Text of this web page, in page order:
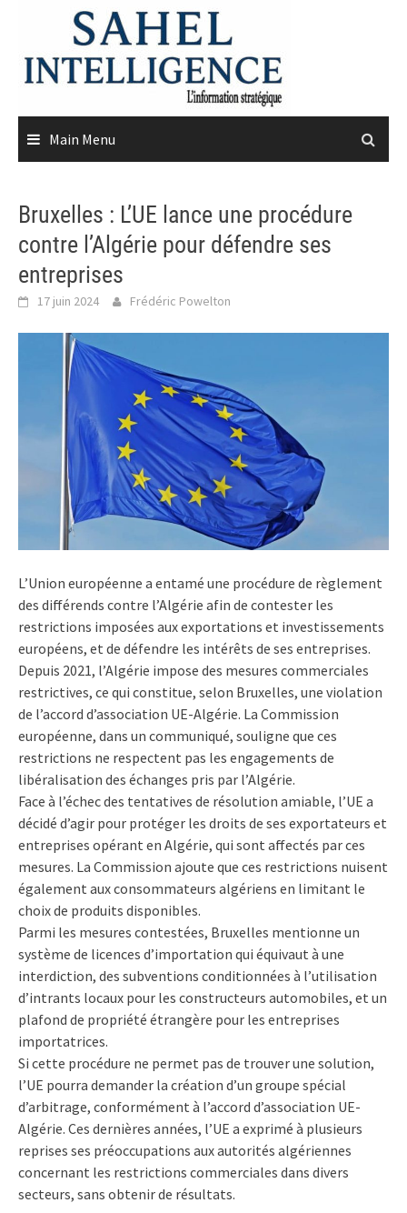
content
Main Menu
Bruxelles : L’UE lance une procédure
contre l’Algérie pour défendre ses
entreprises
17 juin 2024 Frédéric Powelton
L’Union européenne a entamé une procédure de règlement
des différends contre l’Algérie afin de contester les
restrictions imposées aux exportations et investissements
européens, et de défendre les intérêts de ses entreprises.
Depuis 2021, l’Algérie impose des mesures commerciales
restrictives, ce qui constitue, selon Bruxelles, une violation
de l’accord d’association UE-Algérie. La Commission
européenne, dans un communiqué, souligne que ces
restrictions ne respectent pas les engagements de
libéralisation des échanges pris par l’Algérie.
Face à l’échec des tentatives de résolution amiable, l’UE a
décidé d’agir pour protéger les droits de ses exportateurs et
entreprises opérant en Algérie, qui sont affectés par ces
mesures. La Commission ajoute que ces restrictions nuisent
également aux consommateurs algériens en limitant le
choix de produits disponibles.
Parmi les mesures contestées, Bruxelles mentionne un
système de licences d’importation qui équivaut à une
interdiction, des subventions conditionnées à l’utilisation
d’intrants locaux pour les constructeurs automobiles, et un
plafond de propriété étrangère pour les entreprises
importatrices.
Si cette procédure ne permet pas de trouver une solution,
l’UE pourra demander la création d’un groupe spécial
d’arbitrage, conformément à l’accord d’association UE-
Algérie. Ces dernières années, l’UE a exprimé à plusieurs
reprises ses préoccupations aux autorités algériennes
concernant les restrictions commerciales dans divers
secteurs, sans obtenir de résultats.